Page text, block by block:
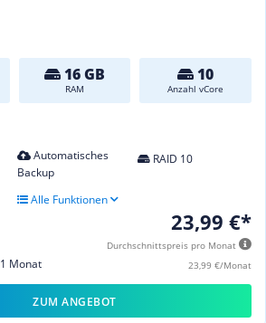
16 GB
RAM
10
Anzahl vCore
Automatisches
Backup
RAID 10
Alle Funktionen
23,99 €*
Durchschnittspreis pro Monat
23,99 €/Monat
Monat
ZUM ANGEBOT